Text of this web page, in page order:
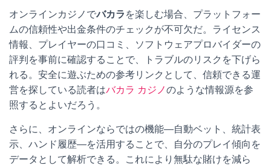
オンラインカジノでバカラ を楽しむ場合、プラットフォー
ムの信頼性や出金条件のチェックが不可欠だ。ライセンス
情報、プレイヤーの口コミ、ソフトウェアプロバイダーの
評判を事前に確認することで、トラブルのリスクを下げら
れる。安全に遊ぶための参考リンクとして、信頼できる運
営を探している読者はバカラ カジノのような情報源を参
照するとよいだろう。
さらに、オンラインならではの機能—自動ベット、統計表
示、ハンド履歴—を活用することで、自分のプレイ傾向を
データとして解析できる。これにより無駄な賭けを減ら